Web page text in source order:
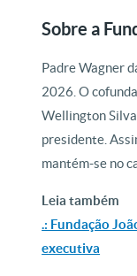
Sobre a
Padre Wagner
2026. O
Wellington
presidente.
mantém-se no
Leia também
.: Fundação
executiva